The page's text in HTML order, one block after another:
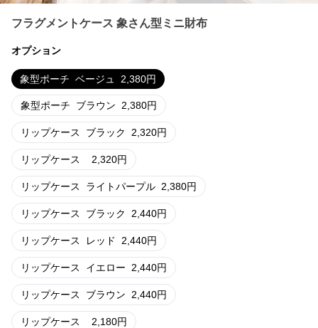
フラグメントケース 象さん型ミニ財布
オプション
象型ポーチ ベージュ 2,380円
象型ポーチ ブラウン 2,380円
リップケース ブラック 2,320円
リップケース 2,320円
リップケース ライトパープル 2,380円
リップケース ブラック 2,440円
リップケース レッド 2,440円
リップケース イエロー 2,440円
リップケース ブラウン 2,440円
リップケース 2,180円